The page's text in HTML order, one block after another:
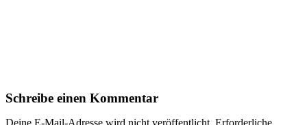
Schreibe einen Kommentar
Deine E-Mail-Adresse wird nicht veröffentlicht. Erforderliche